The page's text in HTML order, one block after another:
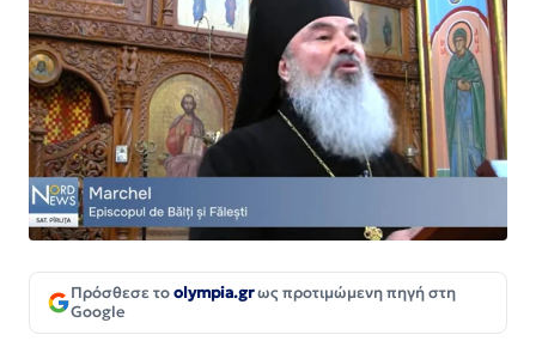
Πρόσθεσε τοolympia.grως προτιμώμενη πηγή στη
Google